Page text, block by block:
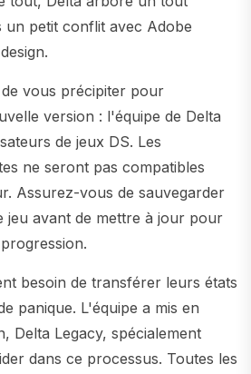
un petit conflit avec Adobe
vous précipiter pour
version : l'équipe de Delta
de jeux DS. Les
ne seront pas compatibles
Assurez-vous de sauvegarder
jeu avant de mettre à jour pour
besoin de transférer leurs états
panique. L'équipe a mis en
Delta Legacy, spécialement
dans ce processus. Toutes les